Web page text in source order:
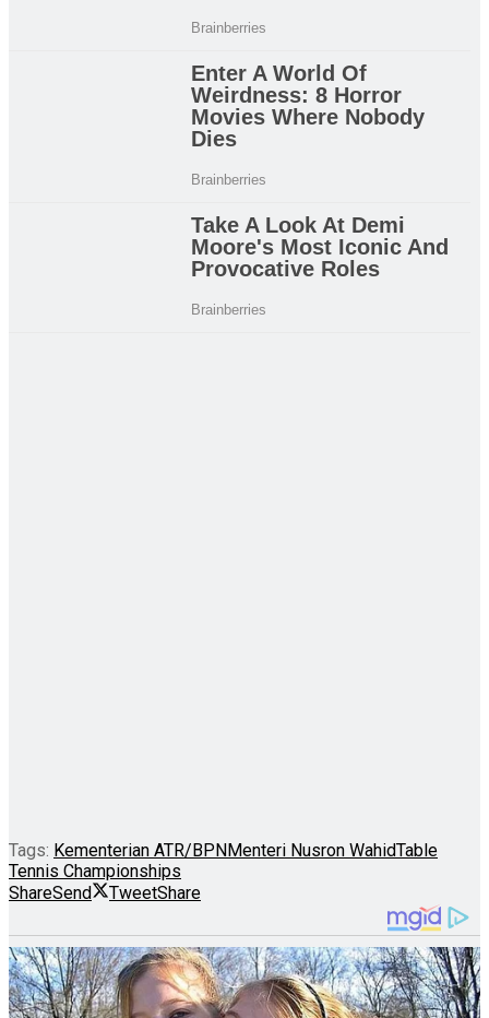
Tags: Kementerian ATR/BPNMenteri Nusron WahidTable
Tennis Championships
ShareSend TweetShare